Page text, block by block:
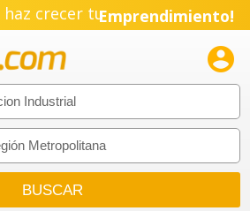
crecer tuEmprendimiento!
